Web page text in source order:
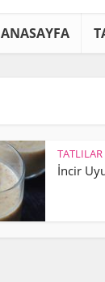
ANASAYFA
TATLILAR
İncir